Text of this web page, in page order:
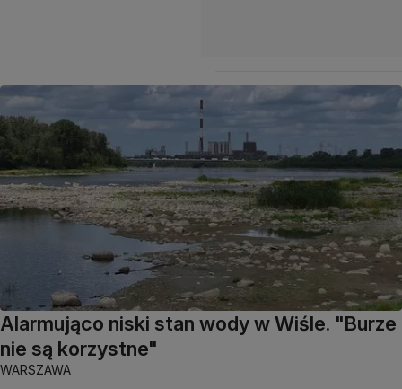
Alarmująco niski stan wody w Wiśle. "Burze
nie są korzystne"
WARSZAWA